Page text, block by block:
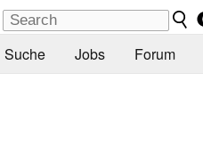
Suche Jobs Forum